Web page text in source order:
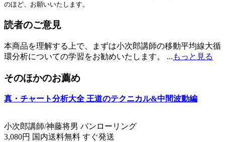
のほど、お願いいたします。
読者のご意見
本商品を理解する上で、まずは小次郎講師の移動平均線大循
環分析についての学習をお勧めいたします。 ... もっと見る
そのほかのお薦め
真・チャート分析大全 王道のテクニカル&中間波動編
小次郎講師/神藤将男 パンローリング
3,080円 国内送料無料 すぐ発送